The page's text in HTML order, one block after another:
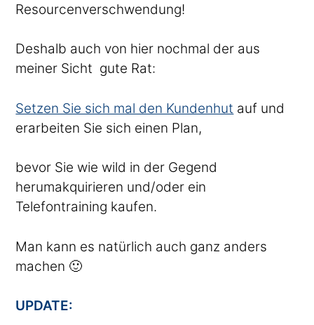
Resourcenverschwendung!
Deshalb auch von hier nochmal der aus
meiner Sicht gute Rat:
Setzen Sie sich mal den Kundenhut auf und
erarbeiten Sie sich einen Plan,
bevor Sie wie wild in der Gegend
herumakquirieren und/oder ein
Telefontraining kaufen.
Man kann es natürlich auch ganz anders
machen 🙂
UPDATE: